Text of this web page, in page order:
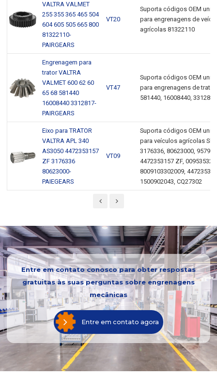
VALTRA VALMET
255 355 365 465 504
604 605 505 665 800
81322110-
PAIRGEARS
VT20
Suporta códigos OEM
para engrenagens de
agrícolas 81322110
Engrenagem para
trator VALTRA
VALMET 600 62 60
65 68 581440
16008440 3312817-
PAIRGEARS
VT47
Suporta códigos OEM
para engrenagens de trator
581440, 16008440, 3312817
Eixo para TRATOR
VALTRA APL 340
AS3050 4472353157
ZF 3176336
80623000-
PAIEGEARS
VT09
Suporta códigos OEM
para veículos agrícolas
3176336, 80623000,
4472353157 ZF,
8009103302009,
1500902043, CQ27302
Entre em contato conosco para obter respostas
gratuitas às suas perguntas sobre engrenagens
mecânicas
Entre em contato agora